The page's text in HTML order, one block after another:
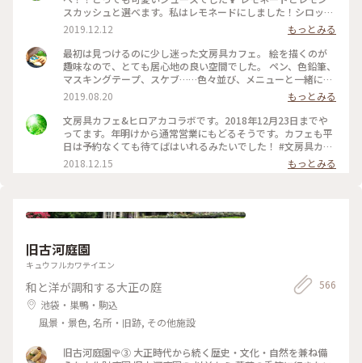
スカッシュと選べます。私はレモネードにしました！シロップ
はブドウ🍇とパイナップル🍍！ たくさんある画材をお借りし
て、１時間かけてお絵描きしました。 #東京観光#渋谷区#文房
具カフェ#レモネード#文具女子博
2019.12.12
もっとみる
最初は見つけるのに少し迷った文房具カフェ。 絵を描くのが
趣味なので、とても居心地の良い空間でした。 ペン、色鉛筆、
マスキングテープ、スケブ……色々並び、メニューと一緒に落
書きできるランチマットも。各席に色鉛筆が置いてあります。
アカデミックな文具かと思いきや、品揃えは意外と面白グッズ
系でした。それは人を選ぶかも？ もちろん本も揃っているの
でずっと居られるカフェでした。 写真はほうじ茶クレームブ
リュレ。 レジは、食事も文房具も一緒なのでちょっと混み合
います。 アニメやマンガとのコラボも結構しているみたいです
ね #カフェ #東京 #都内 #文房具カフェ #アニメコラボ
2019.08.20
もっとみる
文房具カフェ&ヒロアカコラボです。2018年12月23日までや
ってます。年明けから通常営業にもどるそうです。カフェも平
日は予約なくても待てばはいれるみたいでした！ #文房具カフ
ェ ＃ヒーローアカデミア
2018.12.15 もっとみる
旧古河庭園
キュウフルカワテイエン
和と洋が調和する大正の庭
池袋・巣鴨・駒込
風景・景色, 名所・旧跡, その他施設
566
旧古河庭園🌹③ 大正時代から続く歴史・文化・自然を兼ね備